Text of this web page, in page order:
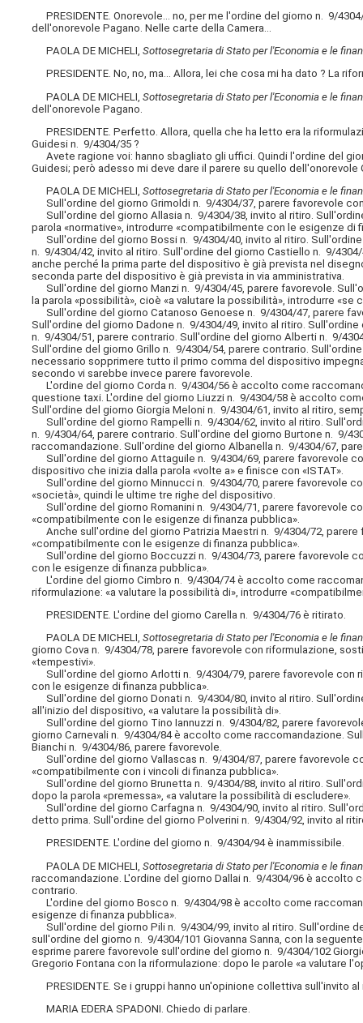
PRESIDENTE. Onorevole... no, per me l'ordine del giorno n. 9/
dell'onorevole Pagano. Nelle carte della Camera...
PAOLA DE MICHELI,Sottosegretaria di Stato per l'Economia e le
PRESIDENTE. No, no, ma... Allora, lei che cosa mi ha dato ? La
PAOLA DE MICHELI,Sottosegretaria di Stato per l'Economia e le
dell'onorevole Pagano.
PRESIDENTE. Perfetto. Allora, quella che ha letto era la
Guidesi n. 9/4304/35 ?
Avete ragione voi: hanno sbagliato gli uffici. Quindi l'ordine del
Guidesi; però adesso mi deve dare il parere su quello dell'onorevole
PAOLA DE MICHELI,Sottosegretaria di Stato per l'Economia e le
Sull'ordine del giorno Grimoldi n. 9/4304/37, parere favorevole
Sull'ordine del giorno Allasia n. 9/4304/38, invito al ritiro.
parola «normative», introdurre «compatibilmente con le esigenze di
Sull'ordine del giorno Bossi n. 9/4304/40, invito al ritiro.
n. 9/4304/42, invito al ritiro. Sull'ordine del giorno Castiello n. 9/
anche perché la prima parte del dispositivo è già prevista nel
seconda parte del dispositivo è già prevista in via amministrativa.
Sull'ordine del giorno Manzi n. 9/4304/45, parere favorevole.
la parola «possibilità», cioè «a valutare la possibilità», introdurre «se
Sull'ordine del giorno Catanoso Genoese n. 9/4304/47, parere
Sull'ordine del giorno Dadone n. 9/4304/49, invito al ritiro.
n. 9/4304/51, parere contrario. Sull'ordine del giorno Alberti n. 9/
Sull'ordine del giorno Grillo n. 9/4304/54, parere contrario.
necessario sopprimere tutto il primo comma del dispositivo
secondo vi sarebbe invece parere favorevole.
L'ordine del giorno Corda n. 9/4304/56 è accolto come
questione taxi. L'ordine del giorno Liuzzi n. 9/4304/58 è accolto
Sull'ordine del giorno Giorgia Meloni n. 9/4304/61, invito al ritiro,
Sull'ordine del giorno Rampelli n. 9/4304/62, invito al ritiro.
n. 9/4304/64, parere contrario. Sull'ordine del giorno Burtone n. 9/
raccomandazione. Sull'ordine del giorno Albanella n. 9/4304/67,
Sull'ordine del giorno Attaguile n. 9/4304/69, parere favorevole
dispositivo che inizia dalla parola «volte a» e finisce con «ISTAT».
Sull'ordine del giorno Minnucci n. 9/4304/70, parere favorevole
«società», quindi le ultime tre righe del dispositivo.
Sull'ordine del giorno Romanini n. 9/4304/71, parere favorevole
«compatibilmente con le esigenze di finanza pubblica».
Anche sull'ordine del giorno Patrizia Maestri n. 9/4304/72, parere
«compatibilmente con le esigenze di finanza pubblica».
Sull'ordine del giorno Boccuzzi n. 9/4304/73, parere favorevole
con le esigenze di finanza pubblica».
L'ordine del giorno Cimbro n. 9/4304/74 è accolto come
riformulazione: «a valutare la possibilità di», introdurre
PRESIDENTE. L'ordine del giorno Carella n. 9/4304/76 è ritirato.
PAOLA DE MICHELI,Sottosegretaria di Stato per l'Economia e le
giorno Cova n. 9/4304/78, parere favorevole con riformulazione,
«tempestivi».
Sull'ordine del giorno Arlotti n. 9/4304/79, parere favorevole con
con le esigenze di finanza pubblica».
Sull'ordine del giorno Donati n. 9/4304/80, invito al ritiro.
all'inizio del dispositivo, «a valutare la possibilità di».
Sull'ordine del giorno Tino Iannuzzi n. 9/4304/82, parere
giorno Carnevali n. 9/4304/84 è accolto come raccomandazione.
Bianchi n. 9/4304/86, parere favorevole.
Sull'ordine del giorno Vallascas n. 9/4304/87, parere favorevole
«compatibilmente con i vincoli di finanza pubblica».
Sull'ordine del giorno Brunetta n. 9/4304/88, invito al ritiro.
dopo la parola «premessa», «a valutare la possibilità di escludere».
Sull'ordine del giorno Carfagna n. 9/4304/90, invito al ritiro.
detto prima. Sull'ordine del giorno Polverini n. 9/4304/92, invito al
PRESIDENTE. L'ordine del giorno n. 9/4304/94 è inammissibile.
PAOLA DE MICHELI,Sottosegretaria di Stato per l'Economia e le
raccomandazione. L'ordine del giorno Dallai n. 9/4304/96 è accolto
contrario.
L'ordine del giorno Bosco n. 9/4304/98 è accolto come
esigenze di finanza pubblica».
Sull'ordine del giorno Pili n. 9/4304/99, invito al ritiro. Sull'ordine
sull'ordine del giorno n. 9/4304/101 Giovanna Sanna, con la
esprime parere favorevole sull'ordine del giorno n. 9/4304/102
Gregorio Fontana con la riformulazione: dopo le parole «a valutare
PRESIDENTE. Se i gruppi hanno un'opinione collettiva sull'invito
MARIA EDERA SPADONI. Chiedo di parlare.